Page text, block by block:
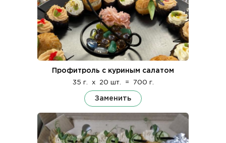
Профитроль с куриным салатом
35 г. x 20 шт. = 700 г.
Заменить